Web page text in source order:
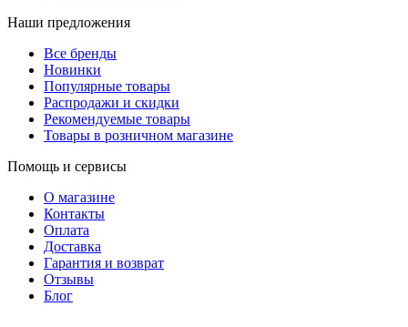
Наши предложения
Все бренды
Новинки
Популярные товары
Распродажи и скидки
Рекомендуемые товары
Товары в розничном магазине
Помощь и сервисы
О магазине
Контакты
Оплата
Доставка
Гарантия и возврат
Отзывы
Блог